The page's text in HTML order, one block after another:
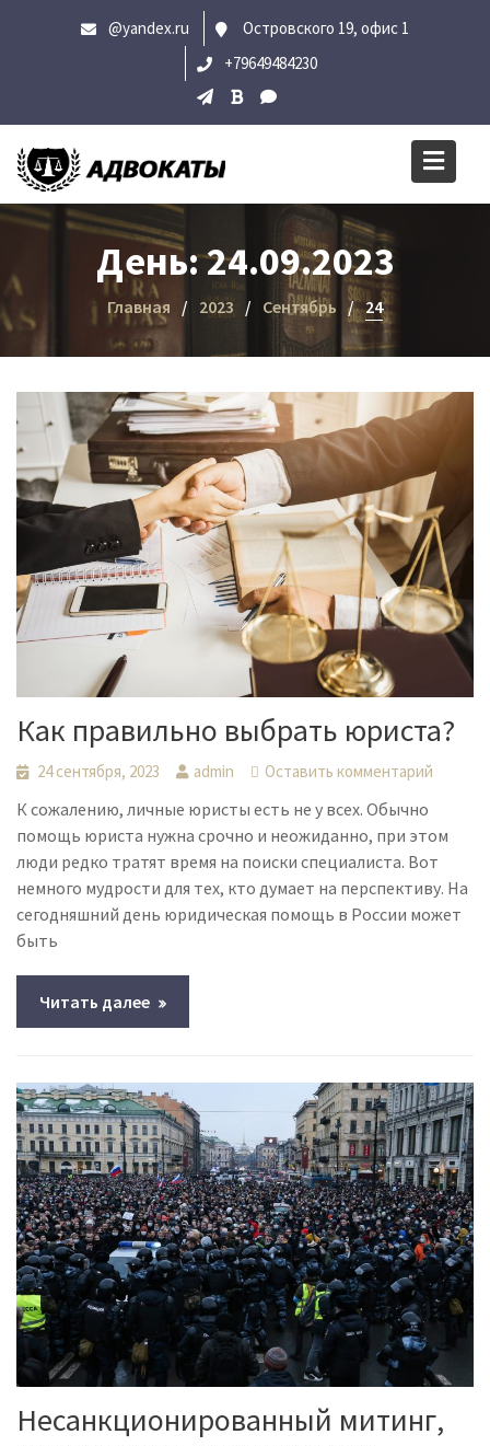
@yandex.ru
Островского 19, офис 1
+79649484230
День:24.09.2023
Главная 2023 Сентябрь 24
Как правильно выбрать юриста?
24 сентября, 2023 admin Оставить комментарий
К сожалению, личные юристы есть не у всех. Обычно
помощь юриста нужна срочно и неожиданно, при этом
люди редко тратят время на поиски специалиста. Вот
немного мудрости для тех, кто думает на перспективу. На
сегодняшний день юридическая помощь в России может
быть
Читать далее
Несанкционированный митинг,